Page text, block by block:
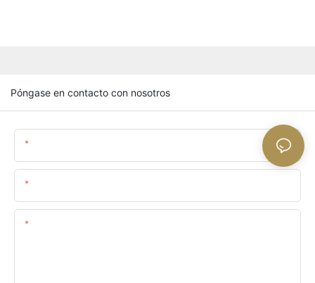
Póngase en contacto con nosotros